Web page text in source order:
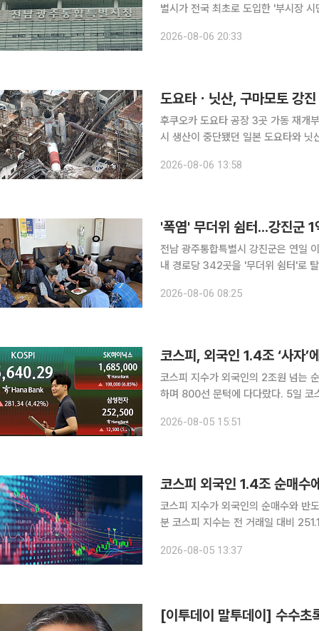
별시가 전국 최초로 도입한 '부시장
배심원단 심사, 시민 온라인 투표를
2026-08-06 20:33
도요타ㆍ닛산, 구마모토 강
후쿠오카 도요타 공장 3곳 가동 재개부품 차질 빚
시 생산이 중단됐던 일본 도요타와
중단했던, 후쿠오카에 자리한 도요타
2026-08-06 13:58
'폭염' 무더위 쉼터...강진군
전남 광주통합특별시 강진군은 연일
내 경로당 342곳을 '무더위 쉼터'로 탈바꿈시켰다고 6
2026-08-06 08:25
코스피 지수가 외국인의 2조원 넘는
하며 800선 문턱에 다다랐다. 5일 코스피 지수는 전 거래일 대비 239.31포인트(3.76%) 오른
2026-08-05 15:51
코스피 외국인 1.4조 순매
코스피 지수가 외국인의 순매수와 반도체
분 코스피 지수는 전 거래일 대비
매도 중이다. 코스피 지수는 6603.
2026-08-05 13:37
[이투데이 말투데이] 수수